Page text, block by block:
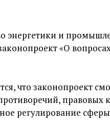
энергетики и
«О
что законопроект
правовых
регулирование